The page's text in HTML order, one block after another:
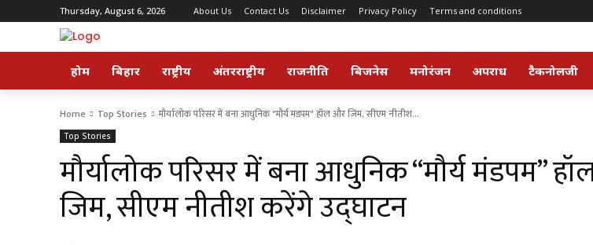
Thursday, August 6, 2026 About Us Contact Us Disclaimer Privacy Policy Terms and conditions
होम बिहार राष्ट्रीय अंतरराष्ट्रीय राजनीति बिजनेस मनोरंजन अपराध टैकनोलजी
Home Top Stories मौर्यालोक परिसर में बना आधुनिक "मौर्य मंडपम" हॉल और जिम, सीएम नीतीश...
Top Stories
मौर्यालोक परिसर में बना आधुनिक “मौर्य मंडपम”
जिम, सीएम नीतीश करेंगे उद्घाटन